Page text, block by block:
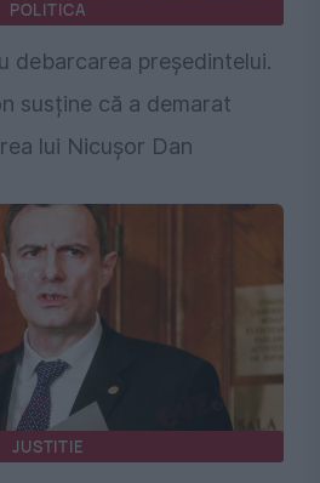
POLITICA
debarcarea președintelui.
susține că a demarat
lui Nicușor Dan
JUSTITIE